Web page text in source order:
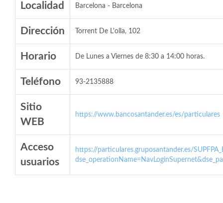
Localidad Barcelona - Barcelona
Dirección Torrent De L'olla, 102
Horario De Lunes a Viernes de 8:30 a 14:00 horas.
Teléfono 93-2135888
Sitio
WEB
https://www.bancosantander.es/es/particulares
Acceso
usuarios
https://particulares.gruposantander.es/